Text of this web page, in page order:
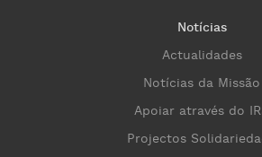
Notícias
Actualidades
Notícias da Missão
Apoiar através do
Projectos